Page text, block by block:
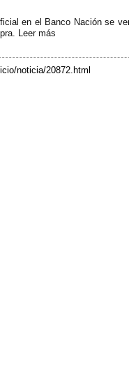
en el Banco Nación se
Leer más
noticia/20872.html